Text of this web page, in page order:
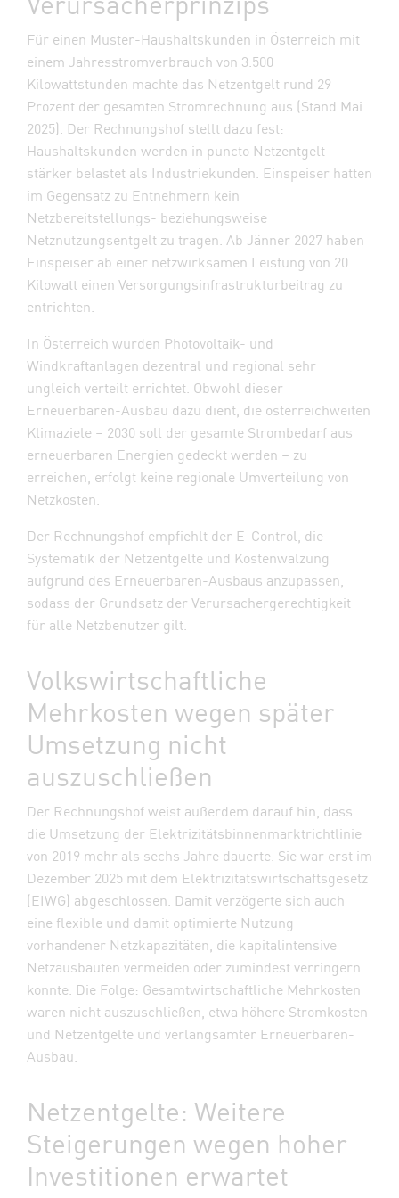
Für einen Muster-Haushaltskunden in Österreich mit
einem Jahresstromverbrauch von 3.500
Kilowattstunden machte das Netzentgelt rund 29
Prozent der gesamten Stromrechnung aus (Stand Mai
2025). Der Rechnungshof stellt dazu fest:
Haushaltskunden werden in puncto Netzentgelt
stärker belastet als Industriekunden. Einspeiser hatten
im Gegensatz zu Entnehmern kein
Netzbereitstellungs- beziehungsweise
Netznutzungsentgelt zu tragen. Ab Jänner 2027 haben
Einspeiser ab einer netzwirksamen Leistung von 20
Kilowatt einen Versorgungsinfrastrukturbeitrag zu
entrichten.
In Österreich wurden Photovoltaik- und
Windkraftanlagen dezentral und regional sehr
ungleich verteilt errichtet. Obwohl dieser
Erneuerbaren-Ausbau dazu dient, die österreichweiten
Klimaziele – 2030 soll der gesamte Strombedarf aus
erneuerbaren Energien gedeckt werden – zu
erreichen, erfolgt keine regionale Umverteilung von
Netzkosten.
Der Rechnungshof empfiehlt der E-Control, die
Systematik der Netzentgelte und Kostenwälzung
aufgrund des Erneuerbaren-Ausbaus anzupassen,
sodass der Grundsatz der Verursachergerechtigkeit
für alle Netzbenutzer gilt.
Volkswirtschaftliche
Mehrkosten wegen später
Umsetzung nicht
auszuschließen
Der Rechnungshof weist außerdem darauf hin, dass
die Umsetzung der Elektrizitätsbinnenmarktrichtlinie
von 2019 mehr als sechs Jahre dauerte. Sie war erst im
Dezember 2025 mit dem Elektrizitätswirtschaftsgesetz
(EIWG) abgeschlossen. Damit verzögerte sich auch
eine flexible und damit optimierte Nutzung
vorhandener Netzkapazitäten, die kapitalintensive
Netzausbauten vermeiden oder zumindest verringern
konnte. Die Folge: Gesamtwirtschaftliche Mehrkosten
waren nicht auszuschließen, etwa höhere Stromkosten
und Netzentgelte und verlangsamter Erneuerbaren-
Ausbau.
Netzentgelte: Weitere
Steigerungen wegen hoher
Investitionen erwartet